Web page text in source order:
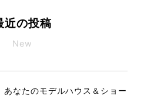
近の投稿
New
あなたのモデルハウス＆ショー